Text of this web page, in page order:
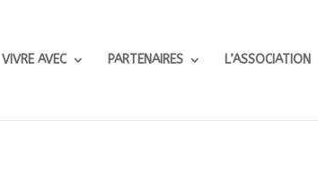
VIVRE AVEC PARTENAIRES L’ASSOCIATION